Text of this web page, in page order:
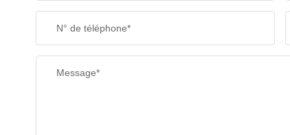
RESTAURANTS ET CAFÉS
N° de téléphone*
Message*